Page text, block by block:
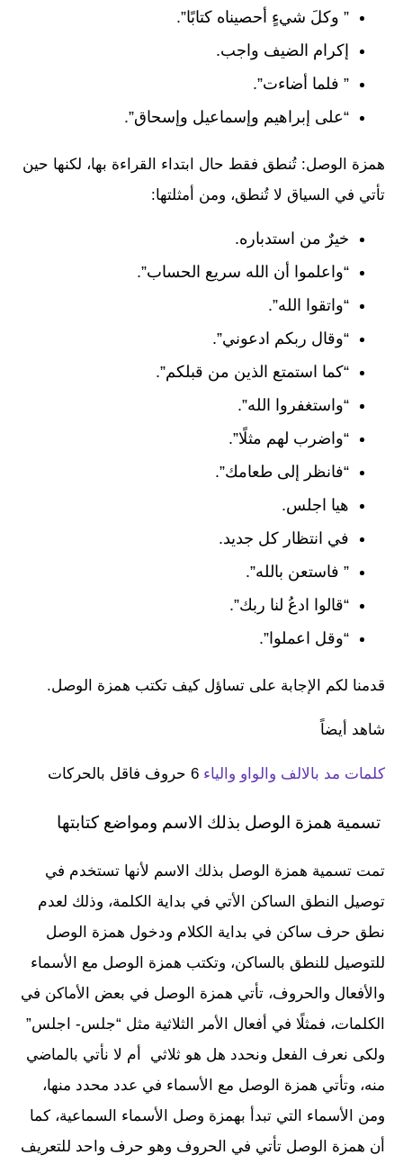
” وكلَ شيءٍ أحصيناه كتابًا”.
إكرام الضيف واجب.
” فلما أضاءت”.
“على إبراهيم وإسماعيل وإسحاق”.
همزة الوصل: تُنطق فقط حال ابتداء القراءة بها، لكنها حين
تأتي في السياق لا تُنطق، ومن أمثلتها:
خيرٌ من استدباره.
“واعلموا أن الله سريع الحساب”.
“واتقوا الله”.
“وقال ربكم ادعوني”.
“كما استمتع الذين من قبلكم”.
“واستغفروا الله”.
“واضرب لهم مثلًا”.
“فانظر إلى طعامك”.
هيا اجلس.
في انتظار كل جديد.
” فاستعن بالله”.
“قالوا ادعُ لنا ربك”.
“وقل اعملوا”.
قدمنا لكم الإجابة على تساؤل كيف تكتب همزة الوصل.
شاهد أيضاً
كلمات مد بالالف والواو والياء
تسمية همزة الوصل بذلك الاسم ومواضع كتابتها
تمت تسمية همزة الوصل بذلك الاسم لأنها تستخدم في
توصيل النطق الساكن الأتي في بداية الكلمة، وذلك لعدم
نطق حرف ساكن في بداية الكلام ودخول همزة الوصل
للتوصيل للنطق بالساكن، وتكتب همزة الوصل مع الأسماء
والأفعال والحروف، تأتي همزة الوصل في بعض الأماكن في
الكلمات، فمثلًا في أفعال الأمر الثلاثية مثل “جلس- اجلس”
ولكى نعرف الفعل ونحدد هل هو ثلاثي أم لا نأتي بالماضي
منه، وتأتي همزة الوصل مع الأسماء في عدد محدد منها،
ومن الأسماء التي تبدأ بهمزة وصل الأسماء السماعية، كما
أن همزة الوصل تأتي في الحروف وهو حرف واحد للتعريف